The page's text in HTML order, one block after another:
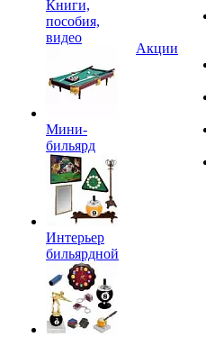
Книги,
пособия,
видео
Мини-
бильярд
Интерьер
бильярдной
Акции